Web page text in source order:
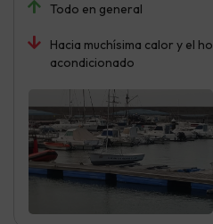
Todo en general
Hacia muchísima calor y el
acondicionado